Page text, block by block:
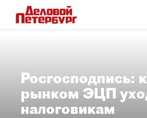
Росгосподпись:
рынком ЭЦП
налоговикам